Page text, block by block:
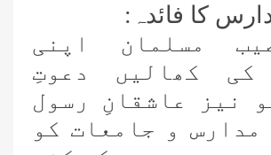
مسلمان اپنی
کی کھالیں دعوتِ
نیز عاشقانِ رسول
مدارس و جامعات کو